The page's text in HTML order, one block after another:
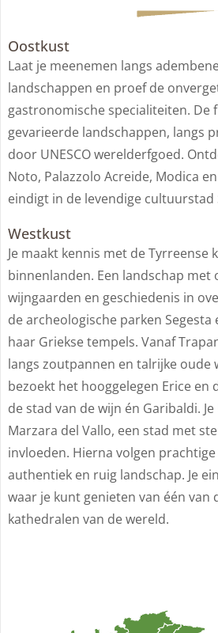
Oostkust
Laat je meenemen langs
landschappen en proef de
gastronomische specialiteiten. De
gevarieerde landschappen, langs
door UNESCO werelderfgoed.
Noto, Palazzolo Acreide, Modica
eindigt in de levendige cultuurstad
Westkust
Je maakt kennis met de Tyrreense
binnenlanden. Een landschap met
wijngaarden en geschiedenis in
de archeologische parken Segesta
haar Griekse tempels. Vanaf
langs zoutpannen en talrijke oude
bezoekt het hooggelegen Erice en
de stad van de wijn én Garibaldi.
Marzara del Vallo, een stad met
invloeden. Hierna volgen
authentiek en ruig landschap. Je
waar je kunt genieten van één van
kathedralen van de wereld.